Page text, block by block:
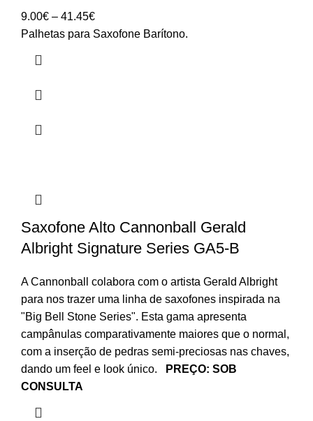
9.00€ – 41.45€Price
range:
Palhetas para Saxofone Barítono.
Saxofone Alto Cannonball Gerald
Albright Signature Series GA5-B
A Cannonball colabora com o artista Gerald Albright
para nos trazer uma linha de saxofones inspirada na
"Big Bell Stone Series". Esta gama apresenta
campânulas comparativamente maiores que o normal,
com a inserção de pedras semi-preciosas nas chaves,
dando um feel e look único.
PREÇO: SOB
CONSULTA